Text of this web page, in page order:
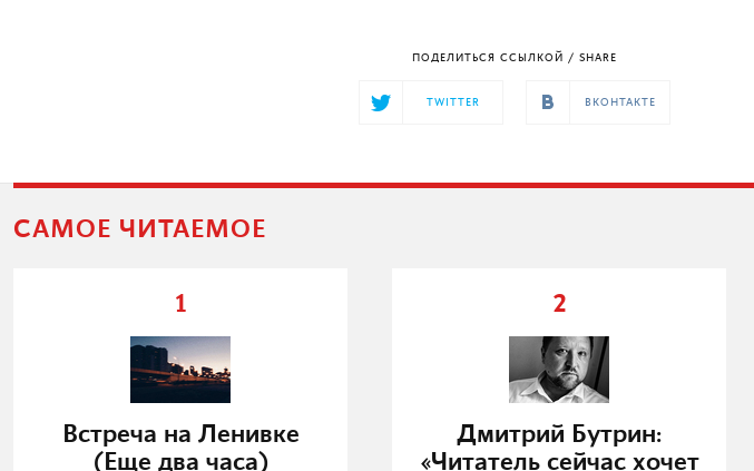
ПОДЕЛИТЬСЯ ССЫЛКОЙ / SHARE
TWITTER ВКОНТАКТЕ
САМОЕ ЧИТАЕМОЕ
1
Встреча на Ленивке
(Еще два часа)
2
Дмитрий Бутрин:
«Читатель сейчас хочет